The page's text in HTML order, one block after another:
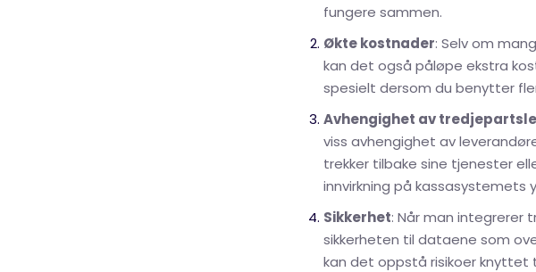
fungere sammen.
Økte kostnader: Selv om
kan det også påløpe ekstra
spesielt dersom du benytter
Avhengighet av
viss avhengighet av
trekker tilbake sine tjenester
innvirkning på kassasystemets
Sikkerhet: Når man integrerer
sikkerheten til dataene som
kan det oppstå risikoer knyttet